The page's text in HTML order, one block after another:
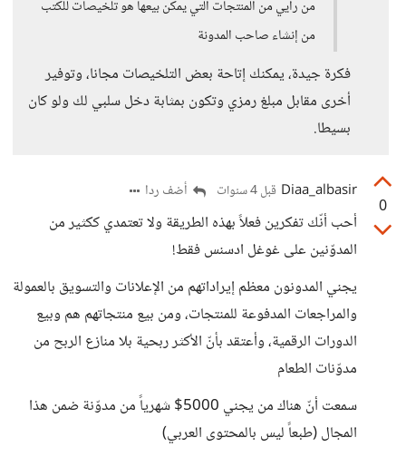
من رأيي من المنتجات التي يمكن بيعها هو تلخيصات للكتب
من إنشاء صاحب المدونة
فكرة جيدة، يمكنك إتاحة بعض التلخيصات مجانا، وتوفير
أخرى مقابل مبلغ رمزي وتكون بمثابة دخل سلبي لك ولو كان
بسيطا.
0
Diaa_albasir قبل 4 سنوات أضف ردا
أحب أنّك تفكرين فعلاً بهذه الطريقة ولا تعتمدي ككثير من
المدوّنين على غوغل ادسنس فقط!
يجني المدونون معظم إيراداتهم من الإعلانات والتسويق بالعمولة
والمراجعات المدفوعة للمنتجات، ومن بيع منتجاتهم هم وبيع
الدورات الرقمية، وأعتقد بأنّ الأكثر ربحية بلا منازع الربح من
مدوّنات الطعام
سمعت أنّ هناك من يجني 5000$ شهرياً من مدوّنة ضمن هذا
المجال (طبعاً ليس بالمحتوى العربي)